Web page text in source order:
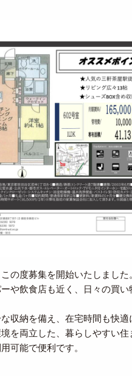
の度募集を開始いたしました。
や飲食店も近く、日々の買
収納を備え、在宅時間も快適
を両立した、暮らしやすい住
可能で便利です。